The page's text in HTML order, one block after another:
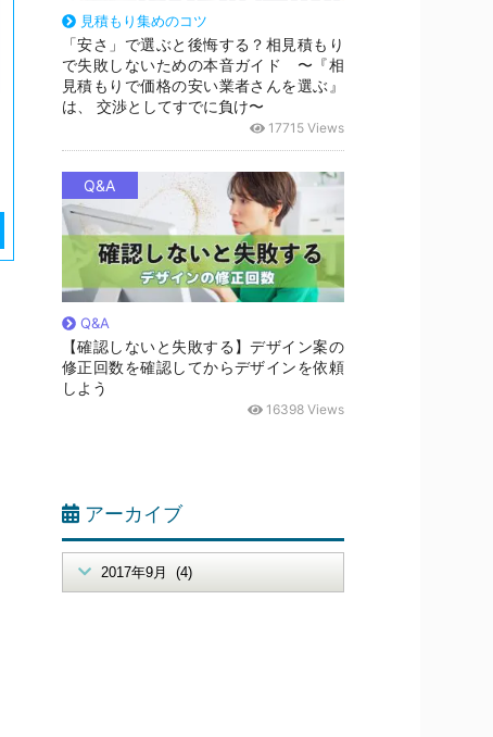
見積もり集めのコツ
「安さ」で選ぶと後悔する？相見積もり
で失敗しないための本音ガイド 〜『相
見積もりで価格の安い業者さんを選ぶ』
は、 交渉としてすでに負け〜
17715 Views
Q&A
Q&A
【確認しないと失敗する】デザイン案の
修正回数を確認してからデザインを依頼
しよう
16398 Views
アーカイブ